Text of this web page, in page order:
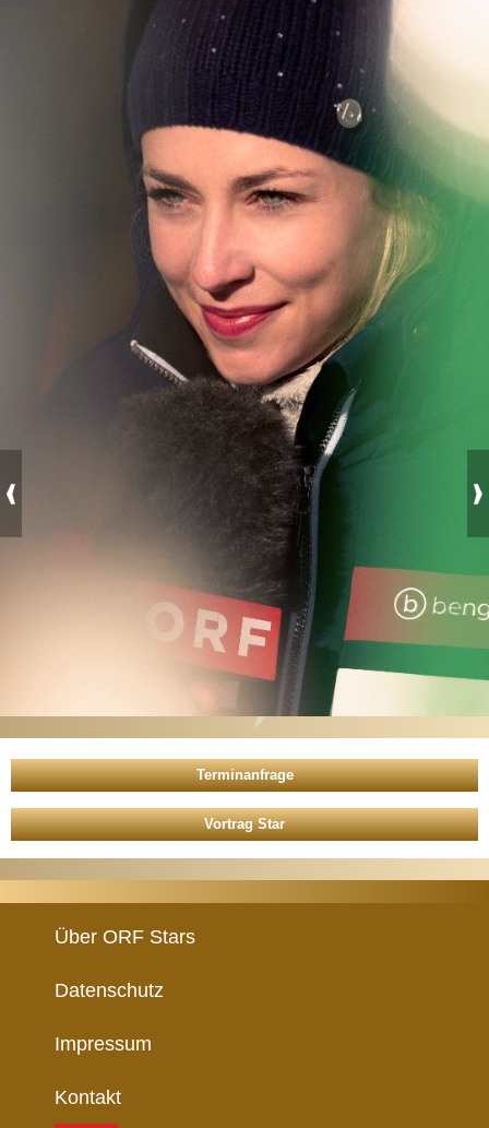
Vortrag Star
Über ORF Stars
Datenschutz
Impressum
Kontakt